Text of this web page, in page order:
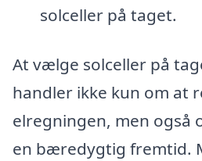
solceller på taget.
At vælge solceller på
handler ikke kun om at
elregningen, men også
en bæredygtig fremtid.